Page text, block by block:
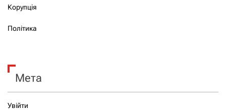
Корупція
Політика
Мета
Увійти